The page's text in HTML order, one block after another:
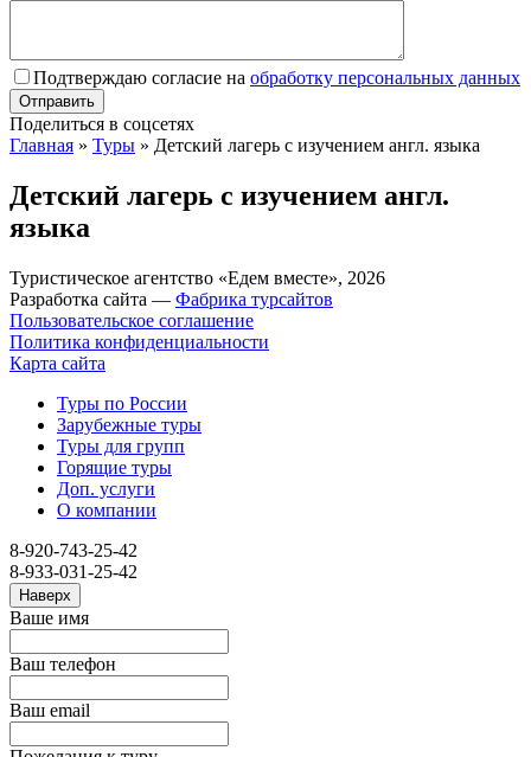
Подтверждаю согласие на обработку персональных данных
Поделиться в соцсетях
Главная » Туры » Детский лагерь с изучением англ. языка
Детский лагерь с изучением англ.
языка
Туристическое агентство «Едем вместе», 2026
Разработка сайта — Фабрика турсайтов
Пользовательское соглашение
Политика конфиденциальности
Карта сайта
Туры по России
Зарубежные туры
Туры для групп
Горящие туры
Доп. услуги
О компании
8-920-743-25-42
8-933-031-25-42
Наверх
Ваше имя
Ваш телефон
Ваш email